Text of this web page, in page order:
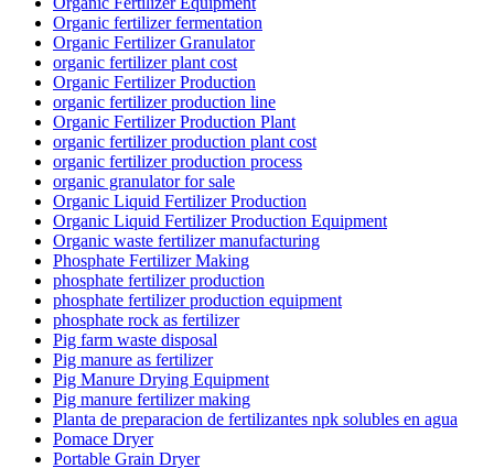
Organic fertilizer fermentation
Organic Fertilizer Granulator
organic fertilizer plant cost
Organic Fertilizer Production
organic fertilizer production line
Organic Fertilizer Production Plant
organic fertilizer production plant cost
organic fertilizer production process
organic granulator for sale
Organic Liquid Fertilizer Production
Organic Liquid Fertilizer Production Equipment
Organic waste fertilizer manufacturing
Phosphate Fertilizer Making
phosphate fertilizer production
phosphate fertilizer production equipment
phosphate rock as fertilizer
Pig farm waste disposal
Pig manure as fertilizer
Pig Manure Drying Equipment
Pig manure fertilizer making
Planta de preparacion de fertilizantes npk solubles en agua
Pomace Dryer
Portable Grain Dryer